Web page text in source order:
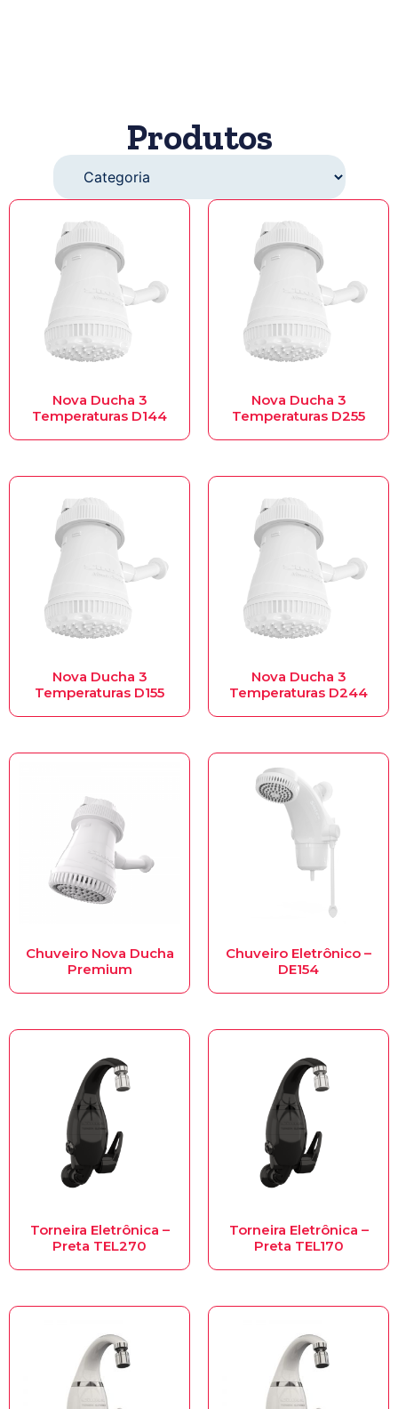
Produtos
Nova Ducha 3
Temperaturas D144
Nova Ducha 3
Temperaturas D255
Nova Ducha 3
Temperaturas D155
Nova Ducha 3
Temperaturas D244
Chuveiro Nova Ducha
Premium
Chuveiro Eletrônico –
DE154
Torneira Eletrônica –
Preta TEL270
Torneira Eletrônica –
Preta TEL170